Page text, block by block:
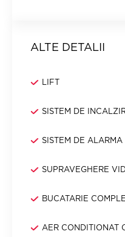
ALTE DETALII
LIFT
SISTEM DE
SISTEM DE ALARMA
SUPRAVEGHERE
BUCATARIE
AER CONDITIONAT